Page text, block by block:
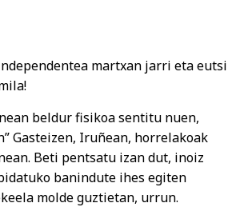
martxan jarri eta eutsi
beldur fisikoa sentitu nuen,
Gasteizen, Iruñean, horrelakoak
Beti pentsatu izan dut, inoiz
banindute ihes egiten
molde guztietan, urrun.